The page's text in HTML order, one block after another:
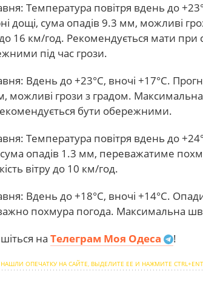
Температура повітря вдень до
дощі, сума опадів 9.3 мм, можливі
до 16 км/год. Рекомендується мати при
під час грози.
Вдень до +23°С, вночі +17°С.
можливі грози з градом.
бути обережними.
Температура повітря вдень до
опадів 1.3 мм, переважатиме
вітру до 10 км/год.
Вдень до +18°С, вночі +14°С.
похмура погода. Максимальна
на Телеграм Моя Одеса !
ОПЕЧАТКУ НА САЙТЕ, ВЫДЕЛИТЕ ЕЕ И НАЖМИТЕ